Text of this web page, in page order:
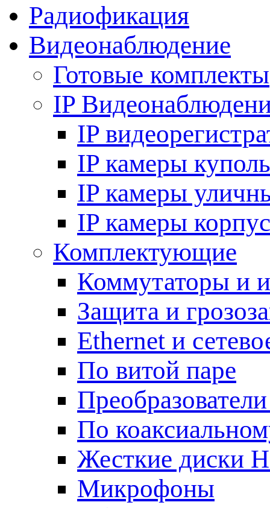
Радиофикация
Видеонаблюдение
Готовые комплекты
IP
IP
IP камеры
IP камеры
IP камеры
Комплектующие
Коммутаторы и
Защита и
Ethernet и
По витой паре
По
Жесткие диски
Микрофоны